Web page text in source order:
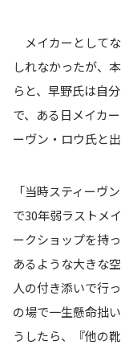
メイカーとして
しれなかったが、
らと、早野氏は自
で、ある日メイカ
ーヴン・ロウ氏と出
「当時スティーヴ
で30年弱ラストメ
ークショップを持
あるような大きな
人の付き添いで行
の場で一生懸命拙
うしたら、『他の